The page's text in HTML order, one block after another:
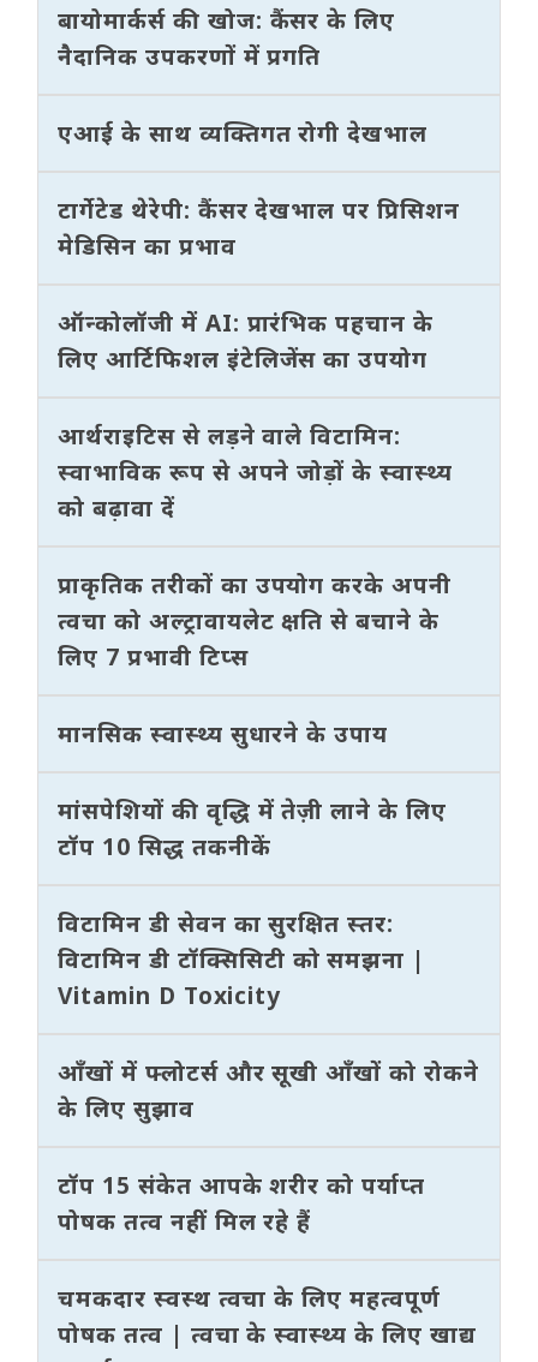
बायोमार्कर्स की खोज: कैंसर के लिए
नैदानिक उपकरणों में प्रगति
एआई के साथ व्यक्तिगत रोगी देखभाल
टार्गेटेड थेरेपी: कैंसर देखभाल पर प्रिसिशन
मेडिसिन का प्रभाव
ऑन्कोलॉजी में AI: प्रारंभिक पहचान के
लिए आर्टिफिशल इंटेलिजेंस का उपयोग
आर्थराइटिस से लड़ने वाले विटामिन:
स्वाभाविक रूप से अपने जोड़ों के स्वास्थ्य
को बढ़ावा दें
प्राकृतिक तरीकों का उपयोग करके अपनी
त्वचा को अल्ट्रावायलेट क्षति से बचाने के
लिए 7 प्रभावी टिप्स
मानसिक स्वास्थ्य सुधारने के उपाय
मांसपेशियों की वृद्धि में तेज़ी लाने के लिए
टॉप 10 सिद्ध तकनीकें
विटामिन डी सेवन का सुरक्षित स्तर:
विटामिन डी टॉक्सिसिटी को समझना |
Vitamin D Toxicity
आँखों में फ्लोटर्स और सूखी आँखों को रोकने
के लिए सुझाव
टॉप 15 संकेत आपके शरीर को पर्याप्त
पोषक तत्व नहीं मिल रहे हैं
चमकदार स्वस्थ त्वचा के लिए महत्वपूर्ण
पोषक तत्व | त्वचा के स्वास्थ्य के लिए खाद्य